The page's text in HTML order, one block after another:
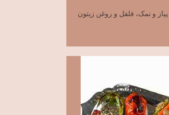
و نمک، فلفل و روغن زیتون